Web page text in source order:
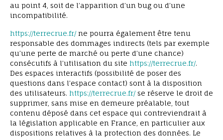
au point 4, soit de l’apparition d’un bug ou d’une
incompatibilité.
https://terrecrue.fr/ne pourra également être tenu
responsable des dommages indirects (tels par exemple
qu’une perte de marché ou perte d’une chance)
consécutifs à l’utilisation du site https://terrecrue.fr/.
Des espaces interactifs (possibilité de poser des
questions dans l’espace contact) sont à la disposition
des utilisateurs. https://terrecrue.fr/se réserve le droit de
supprimer, sans mise en demeure préalable, tout
contenu déposé dans cet espace qui contreviendrait à
la législation applicable en France, en particulier aux
dispositions relatives à la protection des données. Le